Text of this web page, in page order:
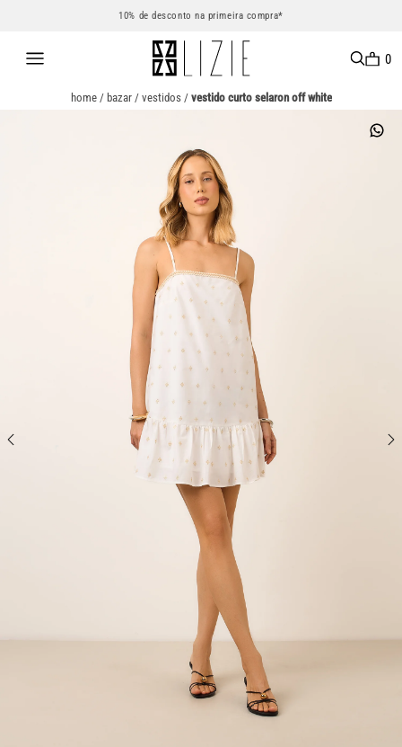
10% de desconto na primeira compra*
0
home/ bazar/ vestidos/ vestido curto selaron off white